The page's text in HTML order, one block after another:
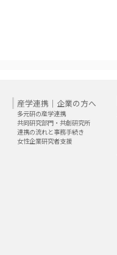
産学連携｜企業の方へ
多元研の産学連携
共同研究部門・共創研究所
連携の流れと事務手続き
女性企業研究者支援